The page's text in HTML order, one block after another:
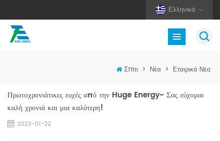
Ελληνικά
Σπίτι > Νέα > Εταιρικά Νέα
Πρωτοχρονιάτικες ευχές από την Huge Energy~ Σας εύχομαι
καλή χρονιά και μια καλύτερη!
2023-01-22